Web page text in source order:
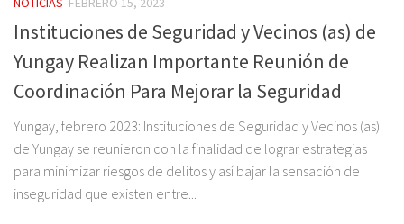
Instituciones de Seguridad y Vecinos (as) de
Yungay Realizan Importante Reunión de
Coordinación Para Mejorar la Seguridad
Yungay, febrero 2023: Instituciones de Seguridad y Vecinos (as)
de Yungay se reunieron con la finalidad de lograr estrategias
para minimizar riesgos de delitos y así bajar la sensación de
inseguridad que existen entre...